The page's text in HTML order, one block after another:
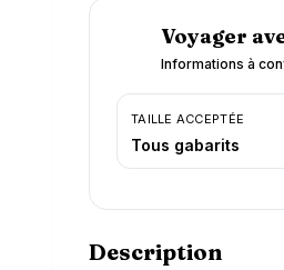
Voyager
Informations à
TAILLE ACCEPTÉE
Tous gabarits
Description